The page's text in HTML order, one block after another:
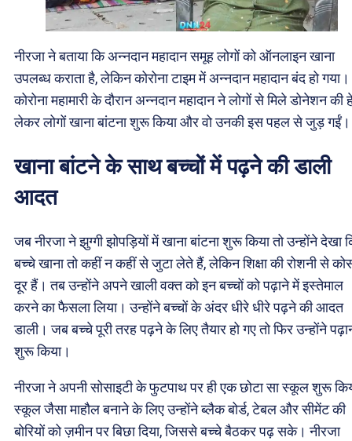
नीरजा ने बताया कि अन्नदान महादान समूह लोगों को ऑनलाइन खाना
उपलब्ध कराता है, लेकिन कोरोना टाइम में अन्नदान महादान बंद हो गया।
कोरोना महामारी के दौरान अन्नदान महादान ने लोगों से मिले डोनेशन की
लेकर लोगों खाना बांटना शुरू किया और वो उनकी इस पहल से जुड़ गईं।
खाना बांटने के साथ बच्चों में पढ़ने की डाली
आदत
जब नीरजा ने झुग्गी झोपड़ियों में खाना बांटना शुरू किया तो उन्होंने देखा
बच्चे खाना तो कहीं न कहीं से जुटा लेते हैं, लेकिन शिक्षा की रोशनी से
दूर हैं। तब उन्होंने अपने खाली वक्त को इन बच्चों को पढ़ाने में इस्तेमाल
करने का फैसला लिया। उन्होंने बच्चों के अंदर धीरे धीरे पढ़ने की आदत
डाली। जब बच्चे पूरी तरह पढ़ने के लिए तैयार हो गए तो फिर उन्होंने
शुरू किया।
नीरजा ने अपनी सोसाइटी के फुटपाथ पर ही एक छोटा सा स्कूल शुरू
स्कूल जैसा माहौल बनाने के लिए उन्होंने ब्लैक बोर्ड, टेबल और सीमेंट की
बोरियों को ज़मीन पर बिछा दिया, जिससे बच्चे बैठकर पढ़ सके। नीरजा